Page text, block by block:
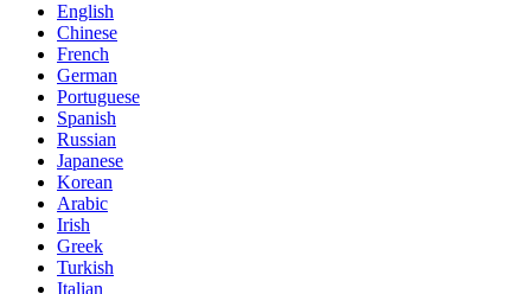
English
Chinese
French
German
Portuguese
Spanish
Russian
Japanese
Korean
Arabic
Irish
Greek
Turkish
Italian